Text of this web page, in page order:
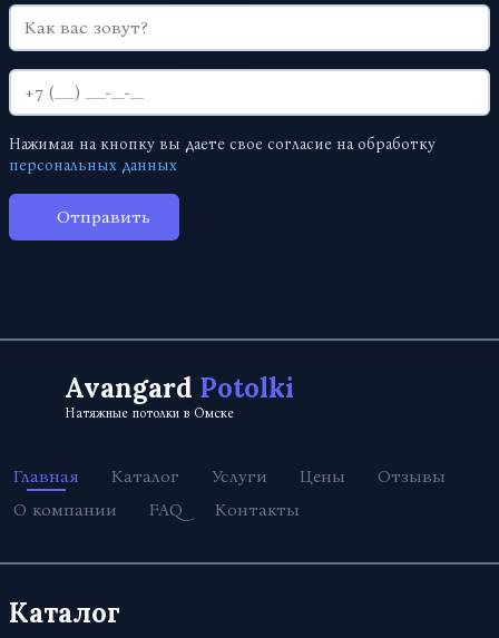
Нажимая на кнопку вы даете свое согласие на обработку
персональных данных
Отправить
Avangard Potolki
Натяжные потолки в Омске
Главная Каталог Услуги Цены
Отзывы
О компании
FAQ Контакты
Каталог